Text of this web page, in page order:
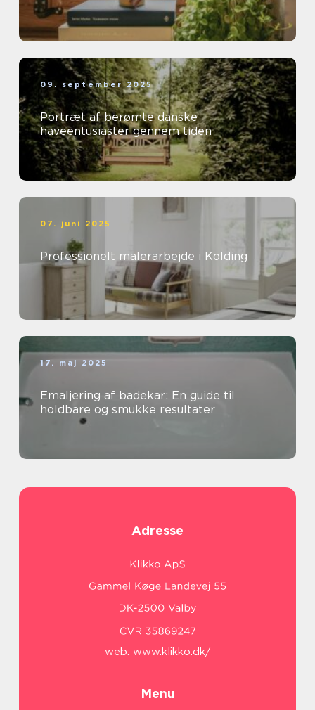
09. september 2025
Portræt af berømte danske
haveentusiaster gennem tiden
07. juni 2025
Professionelt malerarbejde i Kolding
17. maj 2025
Emaljering af badekar: En guide til
holdbare og smukke resultater
Adresse
web: www.klikko.dk/
Menu